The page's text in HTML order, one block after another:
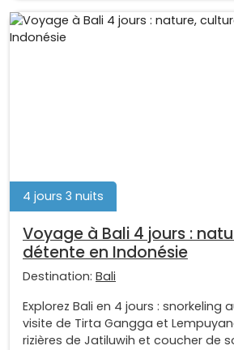
4 jours 3 nuits
Voyage à Bali 4 jours :
détente en Indonésie
Destination: Bali
Explorez Bali en 4 jours : snorkeling
visite de Tirta Gangga et
rizières de Jatiluwih et coucher de